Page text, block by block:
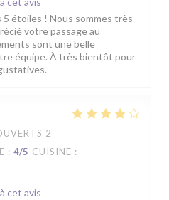
5 étoiles ! Nous sommes très
votre passage au
sont une belle
équipe. À très bientôt pour
2
: 4/5 CUISINE :
cet avis